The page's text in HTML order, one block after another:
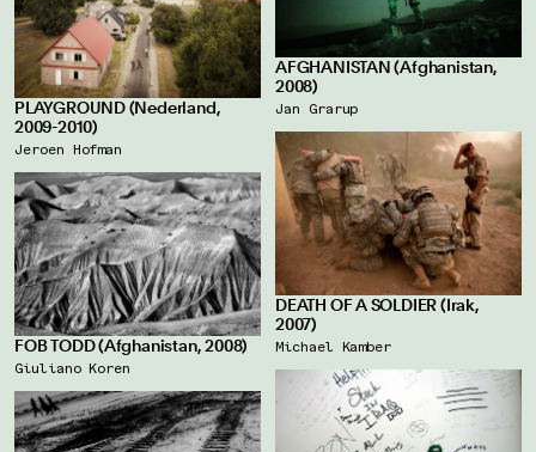
AFGHANISTAN (Afghanistan,
2008)
Jan Grarup
PLAYGROUND (Nederland,
2009-2010)
Jeroen Hofman
DEATH OF A SOLDIER (Irak,
2007)
Michael Kamber
FOB TODD (Afghanistan, 2008)
Giuliano Koren